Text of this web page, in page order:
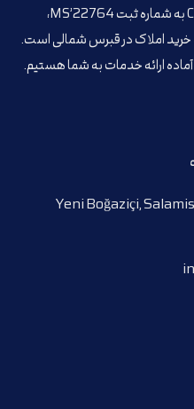
شرکت سرمایه گذاری Cyprus inTime به شماره ثبت MS’22764،
املاک در قبرس شمالی است.
Yeni Boğaziçi,